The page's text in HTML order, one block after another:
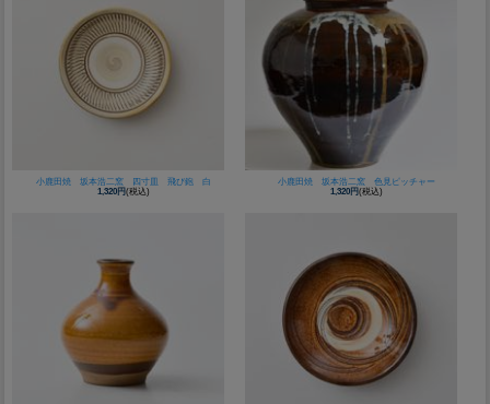
小鹿田焼 坂本浩二窯 四寸皿 飛び鉋 白
1,320円(税込)
小鹿田焼 坂本浩二窯 色見ピッチャー
1,320円(税込)